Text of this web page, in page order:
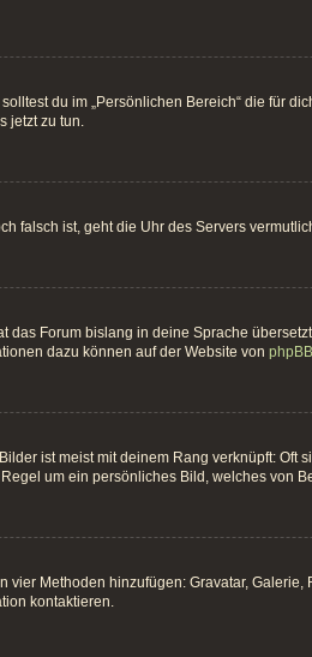
du im „Persönlichen Bereich“ die für
jetzt zu tun.
falsch ist, geht die Uhr des Servers
Forum bislang in deine Sprache
dazu können auf der Website von
ist meist mit deinem Rang verknüpft:
um ein persönliches Bild, welches von
Methoden hinzufügen: Gravatar,
kontaktieren.